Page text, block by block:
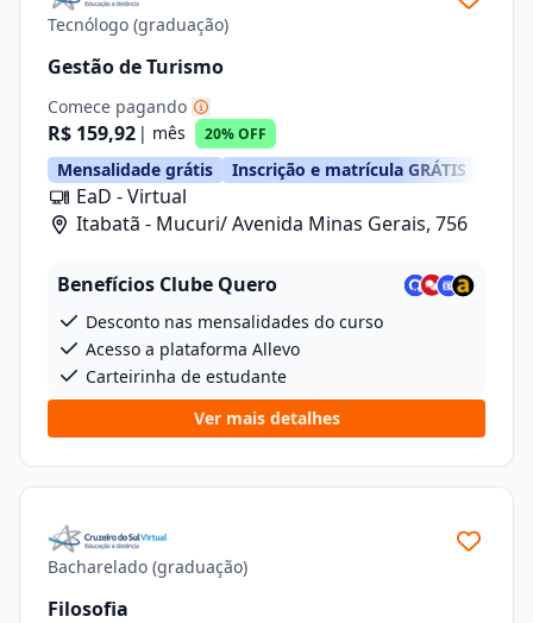
Tecnólogo (graduação)
Gestão de Turismo
Comece pagando
R$ 159,92 | mês 20% OFF
Mensalidade grátis Inscrição e matrícula GRÁTIS
EaD - Virtual
Itabatã - Mucuri/ Avenida Minas Gerais, 756
Benefícios Clube Quero
Desconto nas mensalidades do curso
Acesso a plataforma Allevo
Carteirinha de estudante
Ver mais detalhes
Bacharelado (graduação)
Filosofia